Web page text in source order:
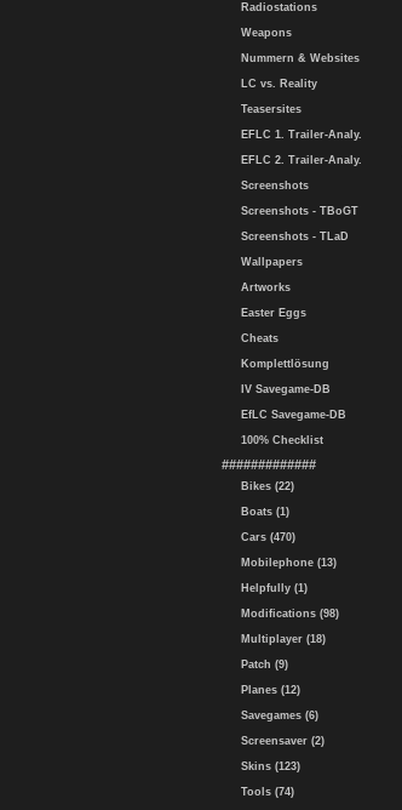
Radiostations
Weapons
Nummern & Websites
LC vs. Reality
Teasersites
EFLC 1. Trailer-Analy.
EFLC 2. Trailer-Analy.
Screenshots
Screenshots - TBoGT
Screenshots - TLaD
Wallpapers
Artworks
Easter Eggs
Cheats
Komplettlösung
IV Savegame-DB
EfLC Savegame-DB
100% Checklist
#############
Bikes (22)
Boats (1)
Cars (470)
Mobilephone (13)
Helpfully (1)
Modifications (98)
Multiplayer (18)
Patch (9)
Planes (12)
Savegames (6)
Screensaver (2)
Skins (123)
Tools (74)